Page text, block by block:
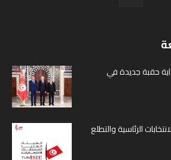
حقبة جديدة في
الرئاسية والتطلع